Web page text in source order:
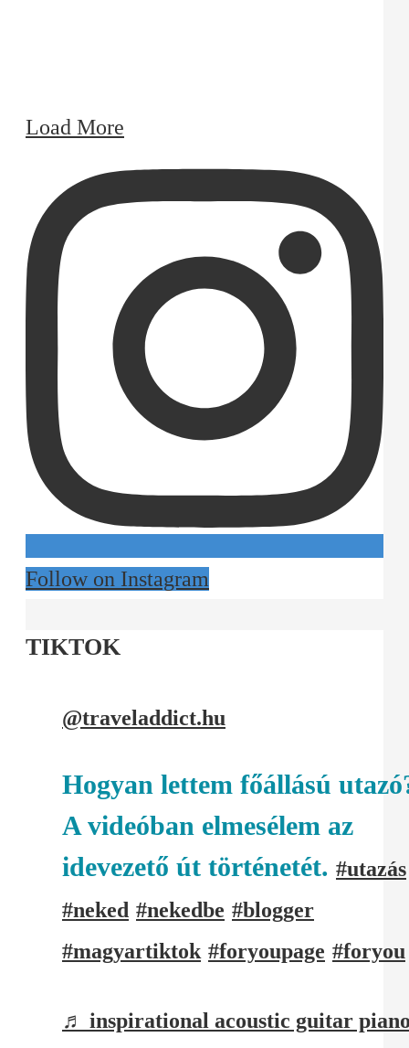
Load More
Follow on Instagram
TIKTOK
@traveladdict.hu
Hogyan lettem főállású
A videóban elmesélem az
idevezető út történetét. #utazás
#neked #nekedbe #blogger
#magyartiktok #foryoupage #foryou
♬ inspirational acoustic guitar